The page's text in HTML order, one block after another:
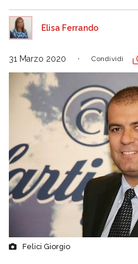
Elisa Ferrando
31 Marzo 2020 Condividi
Felici Giorgio